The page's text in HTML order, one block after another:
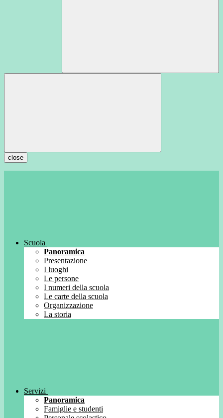
close
Scuola
Panoramica
Presentazione
I luoghi
Le persone
I numeri della scuola
Le carte della scuola
Organizzazione
La storia
Servizi
Panoramica
Famiglie e studenti